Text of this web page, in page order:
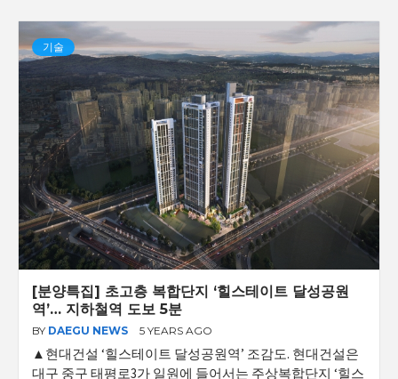
기술
[분양특집] 초고층 복합단지 ‘힐스테이트 달성공원
역’… 지하철역 도보 5분
BY DAEGU NEWS 5 YEARS AGO
▲현대건설 ‘힐스테이트 달성공원역’ 조감도. 현대건설은
대구 중구 태평로3가 일원에 들어서는 주상복합단지 ‘힐스